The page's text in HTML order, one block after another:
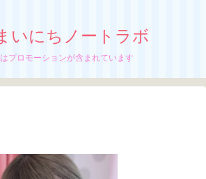
いにちノートラボ
プロモーションが含まれています